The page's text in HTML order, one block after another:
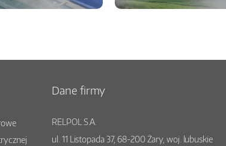
Dane firmy
RELPOL S.A.
ul. 11 Listopada 37,68-200Żary, woj. lubuskie